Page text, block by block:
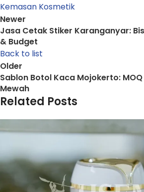
Kemasan Kosmetik
Newer
Jasa Cetak Stiker Karanganyar:
& Budget
Back to list
Older
Sablon Botol Kaca Mojokerto:
Mewah
Related Posts